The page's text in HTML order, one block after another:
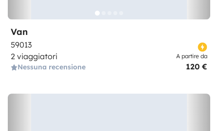
Van
59013
2 viaggiatori
Nessuna recensione
A partire da
120 €